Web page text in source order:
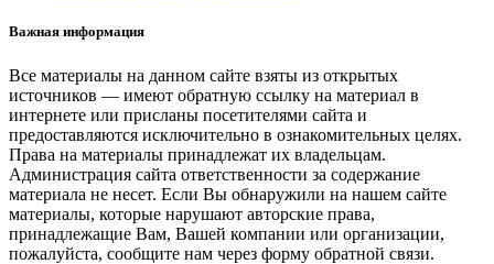
Важная информация
Все материалы на данном сайте взяты из открытых
источников — имеют обратную ссылку на материал в
интернете или присланы посетителями сайта и
предоставляются исключительно в ознакомительных целях.
Права на материалы принадлежат их владельцам.
Администрация сайта ответственности за содержание
материала не несет. Если Вы обнаружили на нашем сайте
материалы, которые нарушают авторские права,
принадлежащие Вам, Вашей компании или организации,
пожалуйста, сообщите нам через форму обратной связи.